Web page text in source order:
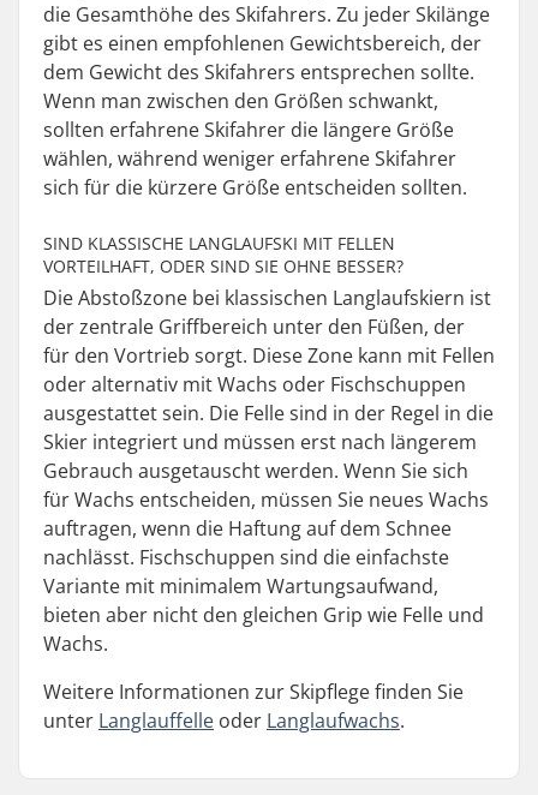
die Gesamthöhe des Skifahrers. Zu jeder Skilänge
gibt es einen empfohlenen Gewichtsbereich, der
dem Gewicht des Skifahrers entsprechen sollte.
Wenn man zwischen den Größen schwankt,
sollten erfahrene Skifahrer die längere Größe
wählen, während weniger erfahrene Skifahrer
sich für die kürzere Größe entscheiden sollten.
SIND KLASSISCHE LANGLAUFSKI MIT FELLEN
VORTEILHAFT, ODER SIND SIE OHNE BESSER?
Die Abstoßzone bei klassischen Langlaufskiern ist
der zentrale Griffbereich unter den Füßen, der
für den Vortrieb sorgt. Diese Zone kann mit Fellen
oder alternativ mit Wachs oder Fischschuppen
ausgestattet sein. Die Felle sind in der Regel in die
Skier integriert und müssen erst nach längerem
Gebrauch ausgetauscht werden. Wenn Sie sich
für Wachs entscheiden, müssen Sie neues Wachs
auftragen, wenn die Haftung auf dem Schnee
nachlässt. Fischschuppen sind die einfachste
Variante mit minimalem Wartungsaufwand,
bieten aber nicht den gleichen Grip wie Felle und
Wachs.
Weitere Informationen zur Skipflege finden Sie
unter Langlauffelle oder Langlaufwachs.